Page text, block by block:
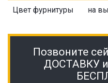
Цвет фурнитуры на
Позвоните
ДОСТАВКУ